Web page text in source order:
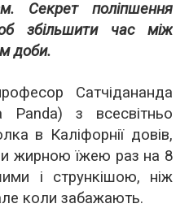
Секрет поліпшення
збільшити час між
доби.
Сатчідананда
Panda) з всесвітньо
в Каліфорнії довів,
жирною їжею раз на 8
і стрункішою, ніж
коли забажають.